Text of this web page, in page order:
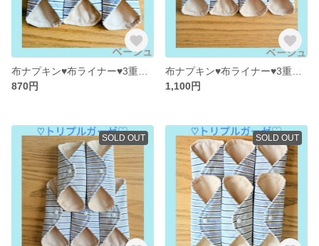
870円
1,100円
SOLD OUT SOLD OUT